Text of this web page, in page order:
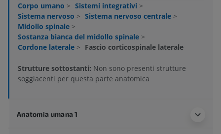
Corpo umano > Sistemi integrativi >
Sistema nervoso > Sistema nervoso centrale >
Midollo spinale >
Sostanza bianca del midollo spinale >
Cordone laterale > Fascio corticospinale laterale
Strutture sottostanti: Non sono presenti strutture
soggiacenti per questa parte anatomica
Anatomia umana 1